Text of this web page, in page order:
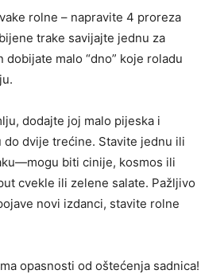
rolne – napravite 4 proreza
trake savijajte jednu za
dobijate malo “dno” koje roladu
dodajte joj malo pijeska i
do dvije trećine. Stavite jednu ili
biti cinije, kosmos ili
cvekle ili zelene salate. Pažljivo
novi izdanci, stavite rolne
opasnosti od oštećenja sadnica!